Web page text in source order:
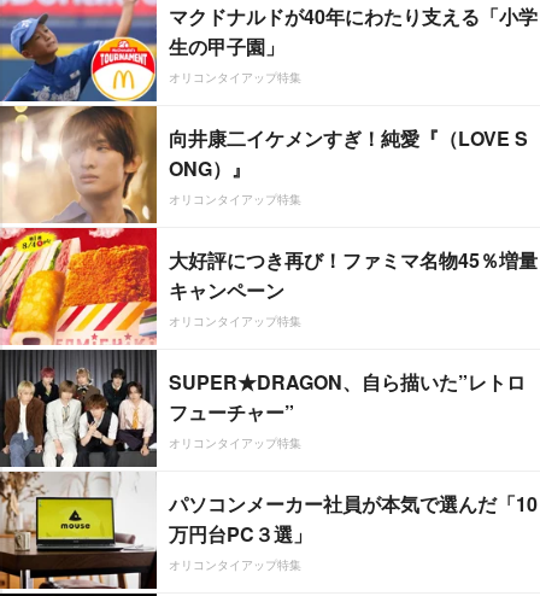
マクドナルドが40年にわたり支える「小学
生の甲子園」
オリコンタイアップ特集
向井康二イケメンすぎ！純愛『（LOVE S
ONG）』
オリコンタイアップ特集
大好評につき再び！ファミマ名物45％増量
キャンペーン
オリコンタイアップ特集
SUPER★DRAGON、自ら描いた”レトロ
フューチャー”
オリコンタイアップ特集
パソコンメーカー社員が本気で選んだ「10
万円台PC３選」
オリコンタイアップ特集